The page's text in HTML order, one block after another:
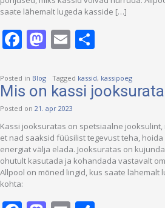
saate lähemalt lugeda kasside […]
Facebook
Mastodon
Email
Posted in Blog Tagged kassid, kassipoeg
Mis on kassi
Posted on 21. apr 2023
Kassi jooksuratas on spetsiaalne
et nad saaksid füüsilist tegevust teha,
energiat välja elada. Jooksuratas on
ohutult kasutada ja kohandada vastavalt
Allpool on mõned lingid, kus saate lähemalt
kohta: